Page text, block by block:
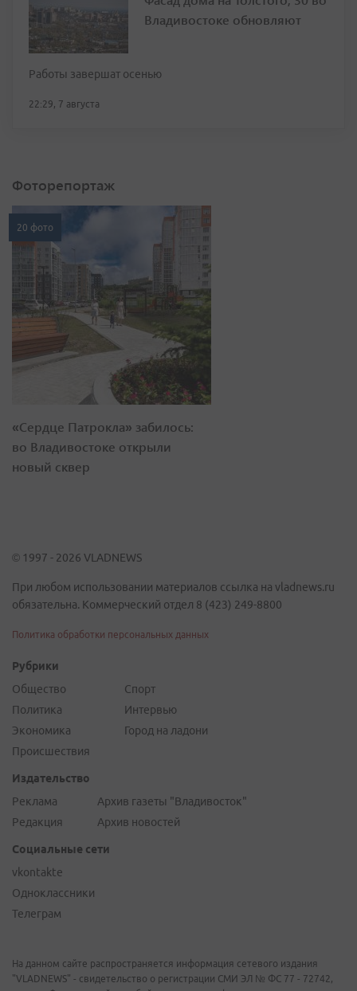
Владивостоке обновляют
Работы завершат осенью
22:29, 7 августа
Фоторепортаж
20 фото
«Сердце Патрокла» забилось:
во Владивостоке открыли
новый сквер
© 1997 - 2026 VLADNEWS
При любом использовании материалов ссылка на vladnews.ru
обязательна. Коммерческий отдел 8 (423) 249-8800
Политика обработки персональных данных
Рубрики
Общество
Политика
Экономика
Происшествия
Спорт
Интервью
Город на ладони
Издательство
Реклама
Редакция
Архив газеты "Владивосток"
Архив новостей
Социальные сети
vkontakte
Одноклассники
Телеграм
На данном сайте распространяется информация сетевого издания
"VLADNEWS" - свидетельство о регистрации СМИ ЭЛ № ФС 77 - 72742,